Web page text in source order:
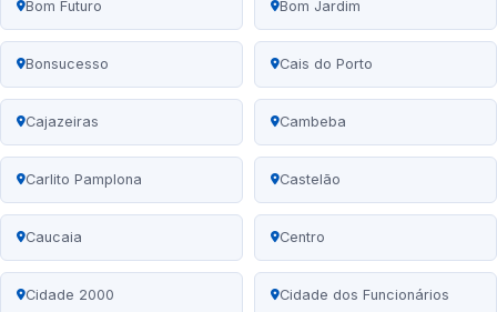
Bom Futuro Bom Jardim
Bonsucesso Cais do Porto
Cajazeiras Cambeba
Carlito Pamplona Castelão
Caucaia Centro
Cidade 2000 Cidade dos Funcionários